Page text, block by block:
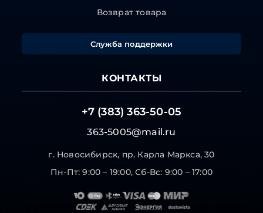
Возврат товара
Служба поддержки
КОНТАКТЫ
+7 (383) 363-50-05
363-5005@mail.ru
г. Новосибирск, пр. Карла Маркса, 30
Пн-Пт: 9:00 – 19:00, Сб-Вс: 9:00 – 17:00